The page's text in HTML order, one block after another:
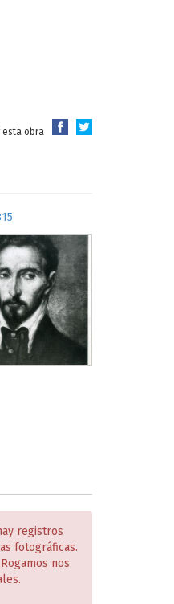
esta obra
registros
fotográficas.
nos